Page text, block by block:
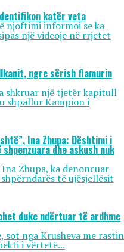
katër veta
njoftimi informoi se ka
një videoje në rrjetet
ngre sërish flamurin
shkruar një tjetër kapitull
shpallur Kampion i
Ina Zhupa: Dështimi i
dhe askush nuk
Zhupa, ka denoncuar
të ujësjellësit
duke ndërtuar të ardhme
sot nga Krusheva me rastin
i vërtetë...